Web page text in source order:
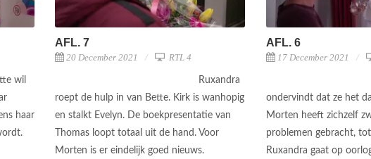
wil
haar
AFL. 7
20 December 2021 RTL 4
Ruxandra
roept de hulp in van Bette. Kirk is wanhopig
en stalkt Evelyn. De boekpresentatie van
Thomas loopt totaal uit de hand. Voor
Morten is er eindelijk goed nieuws.
AFL. 6
17 December 2021
ondervindt dat ze het
Morten heeft zichzelf
problemen gebracht,
Ruxandra gaat op